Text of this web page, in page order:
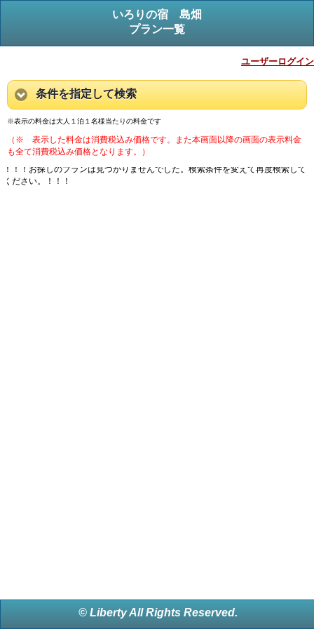
いろりの宿 島畑
プラン一覧
ユーザーログイン
条件を指定して検索
※表示の料金は大人１泊１名様当たりの料金です
（※ 表示した料金は消費税込み価格です。また本画面以降の画面の表示料金
も全て消費税込み価格となります。）
！！！お探しのプランは見つかりませんでした。検索条件を変えて再度検索して
ください。！！！
© Liberty All Rights Reserved.